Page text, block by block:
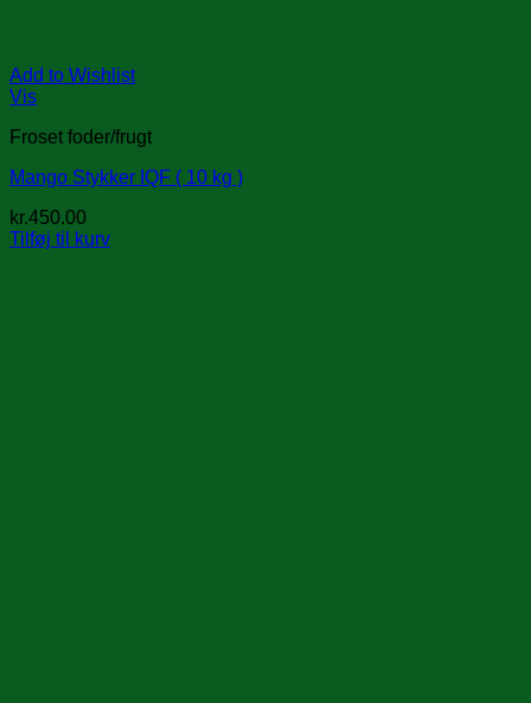
Add to Wishlist
Vis
Froset foder/frugt
Mango Stykker IQF ( 10 kg )
kr.450.00
Tilføj til kurv